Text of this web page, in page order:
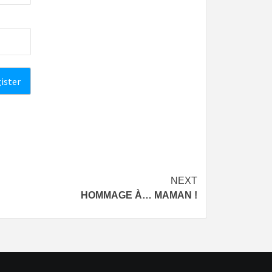
NEXT
HOMMAGE À… MAMAN !